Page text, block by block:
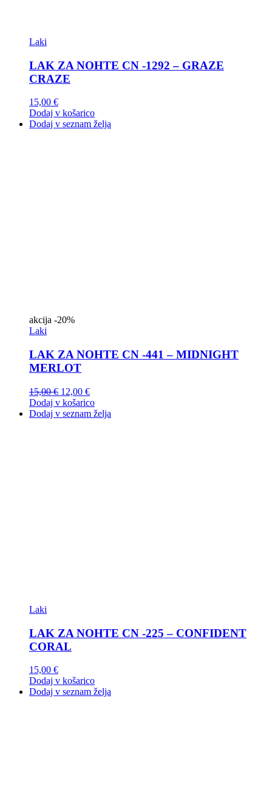
Laki
LAK ZA NOHTE CN -1292 – GRAZE
CRAZE
15,00 €
Dodaj v košarico
Dodaj v seznam želja
akcija -20%
Laki
LAK ZA NOHTE CN -441 – MIDNIGHT
MERLOT
15,00€ 12,00 €
Dodaj v košarico
Dodaj v seznam želja
Laki
LAK ZA NOHTE CN -225 – CONFIDENT
CORAL
15,00 €
Dodaj v košarico
Dodaj v seznam želja